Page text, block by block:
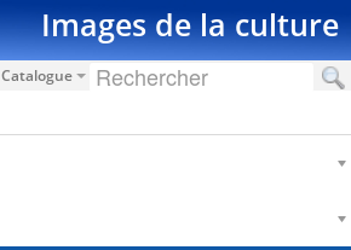
Images de la culture
Catalogue